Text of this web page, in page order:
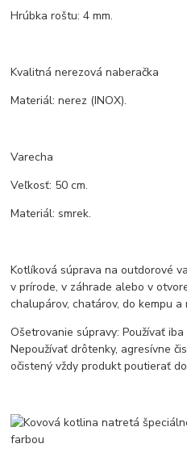
Hrúbka roštu: 4 mm.
Kvalitná nerezová naberačka
Materiál: nerez (INOX).
Varecha
Veľkosť: 50 cm.
Materiál: smrek.
Kotlíková súprava na outdorové
v prírode, v záhrade alebo v
chalupárov, chatárov, do kempu a
Ošetrovanie súpravy: Používať
Nepoužívať drôtenky, agresívne
očistený vždy produkt poutierať